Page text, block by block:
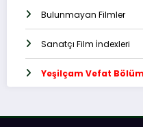
Bulunmayan Filmler
Sanatçı Film İndexleri
Yeşilçam Vefat